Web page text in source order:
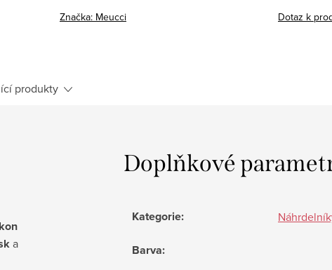
Značka: Meucci Dotaz k
produkty
a
Doplňkové
Kategorie:
Barva: